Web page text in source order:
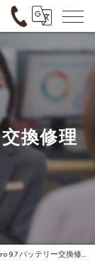
換修理
9.7 バッテリー交換修理